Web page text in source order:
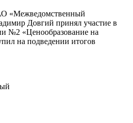
«Межведомственный
Довгий принял участие в
№2 «Ценообразование на
на подведении итогов